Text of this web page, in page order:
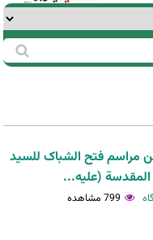
مراسم فتح الشباک للسيد
(عليه...
799 مشاهده